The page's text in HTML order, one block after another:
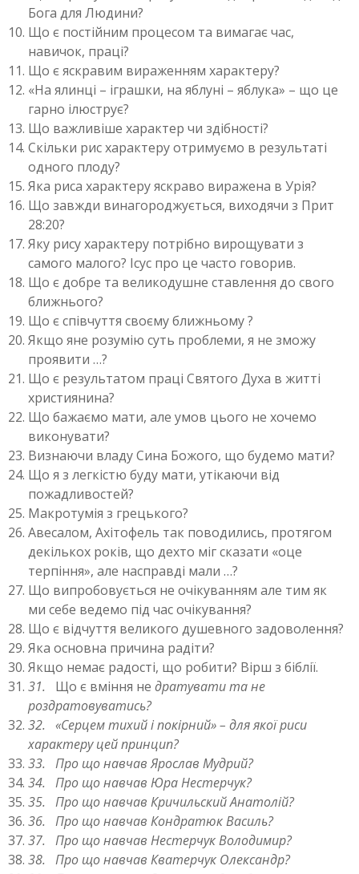
Бога для Людини?
Що є постійним процесом та вимагає час,
навичок, праці?
Що є яскравим вираженням характеру?
«На ялинці – іграшки, на яблуні – яблука» – що це
гарно ілюструє?
Що важливіше характер чи здібності?
Скільки рис характеру отримуємо в результаті
одного плоду?
Яка риса характеру яскраво виражена в Урія?
Що завжди винагороджується, виходячи з Прит
28:20?
Яку рису характеру потрібно вирощувати з
самого малого? Ісус про це часто говорив.
Що є добре та великодушне ставлення до свого
ближнього?
Що є співчуття своєму ближньому ?
Якщо яне розумію суть проблеми, я не зможу
проявити …?
Що є результатом праці Святого Духа в житті
християнина?
Що бажаємо мати, але умов цього не хочемо
виконувати?
Визнаючи владу Сина Божого, що будемо мати?
Що я з легкістю буду мати, утікаючи від
пожадливостей?
Макротумія з грецького?
Авесалом, Ахітофель так поводились, протягом
декількох років, що дехто міг сказати «оце
терпіння», але насправді мали …?
Що випробовується не очікуванням але тим як
ми себе ведемо під час очікування?
Що є відчуття великого душевного задоволення?
Яка основна причина радіти?
Якщо немає радості, що робити? Вірш з біблії.
31. Що є вміння не дратувати тане
роздратовуватись?
32. «Серцем тихий і покірний» – для якої риси
характеру цей принцип?
33. Про що навчав Ярослав Мудрий?
34. Про що навчав Юра Нестерчук?
35. Про що навчав Кричильский Анатолій?
36. Про що навчав Кондратюк Василь?
37. Про що навчав Нестерчук Володимир?
38. Про що навчав Кватерчук Олександр?